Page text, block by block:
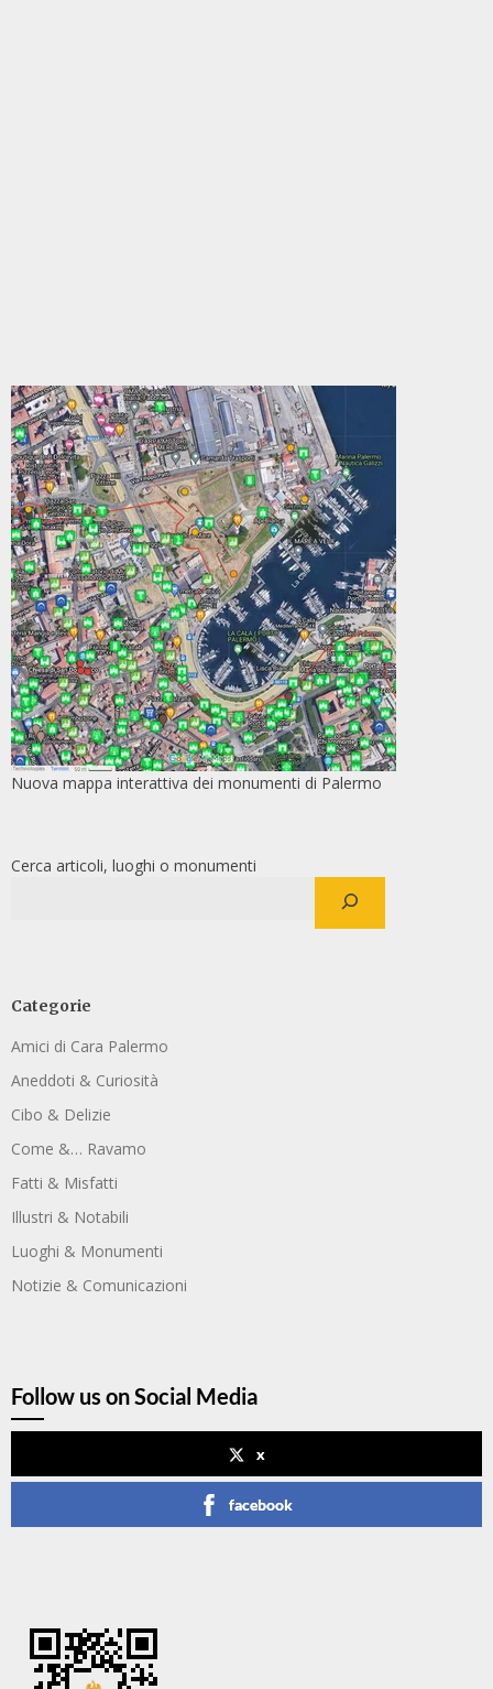
Nuova mappa interattiva dei monumenti di Palermo
Cerca articoli, luoghi o monumenti
Categorie
Amici di Cara Palermo
Aneddoti & Curiosità
Cibo & Delizie
Come &… Ravamo
Fatti & Misfatti
Illustri & Notabili
Luoghi & Monumenti
Notizie & Comunicazioni
Follow us on Social Media
x
facebook